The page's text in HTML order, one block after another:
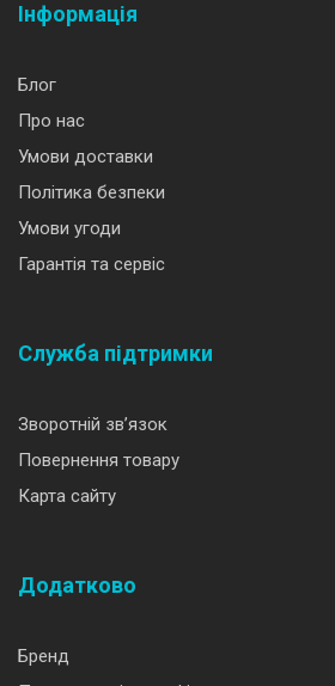
Інформація
Блог
Про нас
Умови доставки
Політика безпеки
Умови угоди
Гарантія та сервіс
Служба підтримки
Зворотній зв’язок
Повернення товару
Карта сайту
Додатково
Бренд